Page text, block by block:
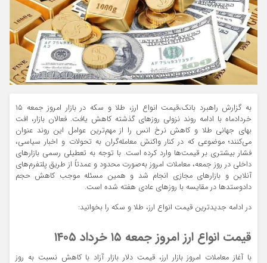
به گزارش راهبرد بانک،قیمت انواع ارز، طلا و سکه در بازار امروز جمعه ۱۵
خردادماه با ادامه روند نزولی روزهای گذشته کاهش یافت. فعالان بازار، افت
بهای جهانی طلا و کاهش نرخ انس را از مهم‌ترین عوامل این روند عنوان
می‌کنند؛ موضوعی که در کنار واکنش معامله‌گران به تحولات و اخبار سیاسی،
فشار بیشتری بر قیمت‌ها وارد کرده است. با توجه به تعطیلی رسمی بازارهای
داخلی در روز جمعه، معاملات امروز به‌صورت محدود و عمدتاً از طریق پلتفرم‌های
آنلاین و بازارهای مجازی انجام شد و همین مسئله موجب کاهش حجم
دادوستدها در مقایسه با روزهای عادی هفته شده است.
در ادامه جدیدترین قیمت انواع ارز، طلا و سکه را بخوانید:
قیمت انواع ارز امروز جمعه ۱۵ خرداد ۱۴۰۵
با آغاز معاملات امروز بازار ارز، قیمت دلار بازار آزاد با کاهش نسبت به روز